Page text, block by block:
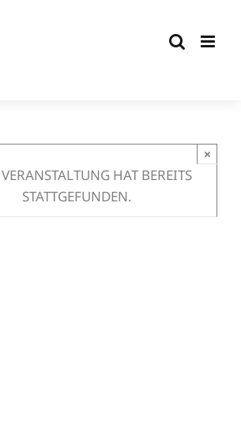
HAT BEREITS
STATTGEFUNDEN.
×